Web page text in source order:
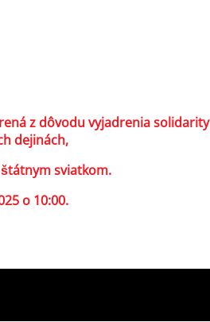
z dôvodu vyjadrenia solidarity
dejinách,
sviatkom.
o 10:00.